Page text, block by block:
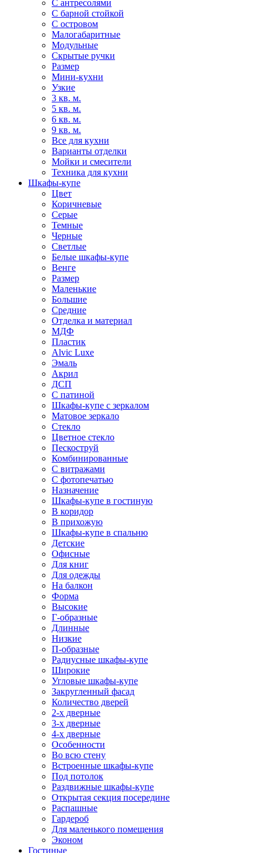
С антресолями
С барной стойкой
С островом
Малогабаритные
Модульные
Скрытые ручки
Размер
Мини-кухни
Узкие
3 кв. м.
5 кв. м.
6 кв. м.
9 кв. м.
Все для кухни
Варианты отделки
Мойки и смесители
Техника для кухни
Шкафы-купе
Цвет
Коричневые
Серые
Темные
Черные
Светлые
Белые шкафы-купе
Венге
Размер
Маленькие
Большие
Средние
Отделка и материал
МДФ
Пластик
Alvic Luxe
Эмаль
Акрил
ДСП
С патиной
Шкафы-купе с зеркалом
Матовое зеркало
Стекло
Цветное стекло
Пескоструй
Комбинированные
С витражами
С фотопечатью
Назначение
Шкафы-купе в гостиную
В коридор
В прихожую
Шкафы-купе в спальню
Детские
Офисные
Для книг
Для одежды
На балкон
Форма
Высокие
Г-образные
Длинные
Низкие
П-образные
Радиусные шкафы-купе
Широкие
Угловые шкафы-купе
Закругленный фасад
Количество дверей
2-х дверные
3-х дверные
4-х дверные
Особенности
Во всю стену
Встроенные шкафы-купе
Под потолок
Раздвижные шкафы-купе
Открытая секция посередине
Распашные
Гардероб
Для маленького помещения
Эконом
Гостиные